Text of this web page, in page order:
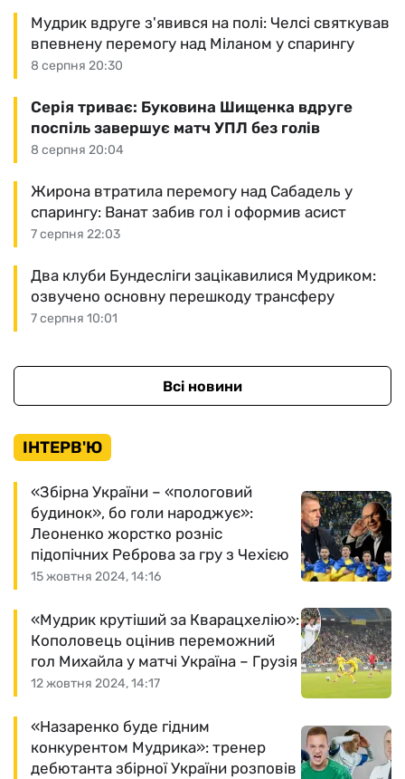
8 серпня 20:30
Мудрик вдруге з'явився на полі: Челсі святкував
впевнену перемогу над Міланом у спарингу
8 серпня 20:04
Серія триває: Буковина Шищенка вдруге
поспіль завершує матч УПЛ без голів
7 серпня 22:03
Жирона втратила перемогу над Сабадель у
спарингу: Ванат забив гол і оформив асист
7 серпня 10:01
Два клуби Бундесліги зацікавилися Мудриком:
озвучено основну перешкоду трансферу
Всі новини
ІНТЕРВ'Ю
15 жовтня 2024, 14:16
«Збірна України – «пологовий
будинок», бо голи народжує»:
Леоненко жорстко розніс
підопічних Реброва за гру з Чехією
12 жовтня 2024, 14:17
«Мудрик крутіший за Кварацхелію»:
Кополовець оцінив переможний
гол Михайла у матчі Україна – Грузія
«Назаренко буде гідним
конкурентом Мудрика»: тренер
дебютанта збірної України розповів